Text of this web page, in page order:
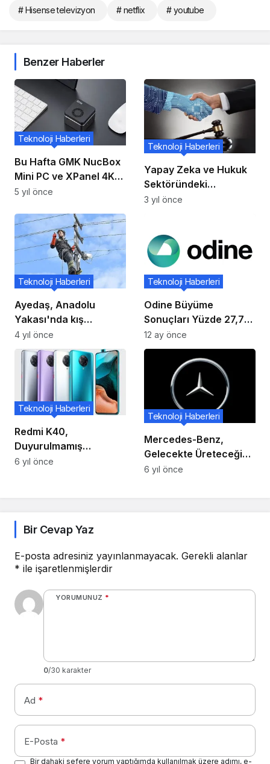
# Hisense televizyon # netflix # youtube
Benzer Haberler
Bu Hafta GMK NucBox
Mini PC ve XPanel 4K
Harici Monitörde 25 ila
Teknoloji Haberleri
5 yıl önce
Yapay Zeka ve Hukuk
Sektöründeki
Uygulama Potansiyeli
Teknoloji Haberleri
3 yıl önce
Ayedaş, Anadolu
Yakası'nda kış
hazırlıklarını tüm
gücüyle sürdürüyor
Teknoloji Haberleri
4 yıl önce
Odine Büyüme
Sonuçları Yüzde 27,7
Artış Gösterdi
Teknoloji Haberleri
12 ay önce
Redmi K40,
Duyurulmamış
Snapdragon Yonga Seti
Teknoloji Haberleri
6 yıl önce
Mercedes-Benz,
Gelecekte Üreteceği
Elektrikli Scooterını
Teknoloji Haberleri
6 yıl önce
Bir Cevap Yaz
E-posta adresiniz yayınlanmayacak. Gerekli alanlar
* ile işaretlenmişlerdir
YORUMUNUZ *
0/30 karakter
Ad *
E-Posta *
Bir dahaki sefere yorum yaptığımda kullanılmak üzere adımı, e-